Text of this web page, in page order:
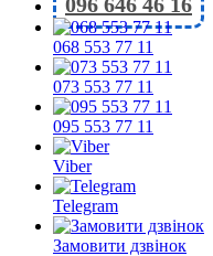
068 553 77 11
073 553 77 11
095 553 77 11
Viber
Telegram
Замовити дзвінок